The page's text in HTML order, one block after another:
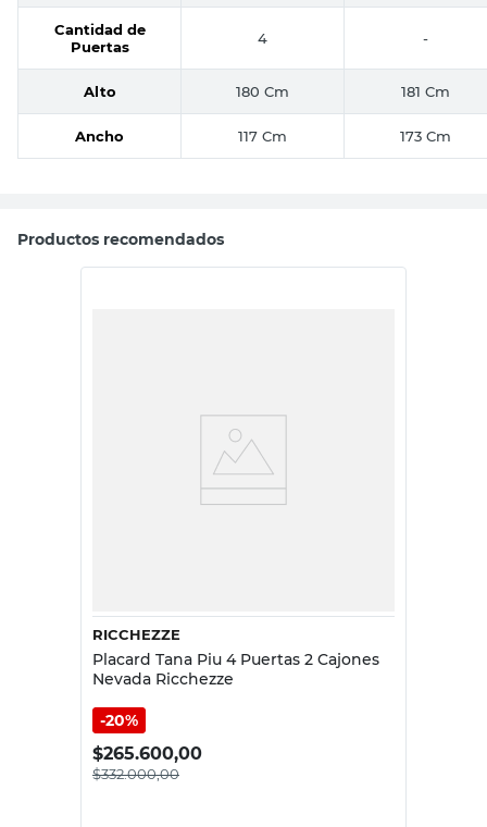
Cantidad de
Puertas
4 -
Alto 180 Cm 181 Cm
Ancho 117 Cm 173 Cm
Productos recomendados
RICCHEZZE
Placard Tana Piu 4 Puertas 2 Cajones
Nevada Ricchezze
20%
$265.600,00
$332.000,00